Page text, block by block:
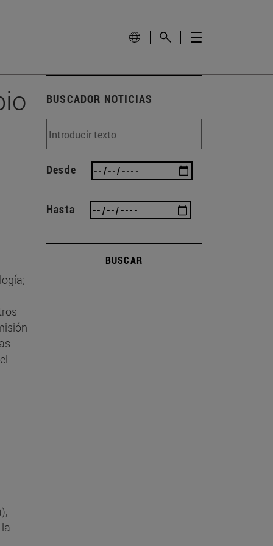
BUSCADOR NOTICIAS
Desde
Hasta
BUSCAR